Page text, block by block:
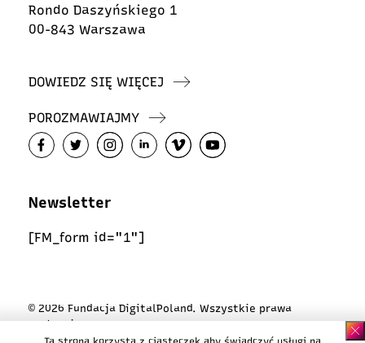
Rondo Daszyńskiego 1
00-843 Warszawa
DOWIEDZ SIĘ WIĘCEJ
POROZMAWIAJMY
Newsletter
[FM_form id="1"]
© 2026 Fundacja DigitalPoland. Wszystkie prawa
zastrzeżone